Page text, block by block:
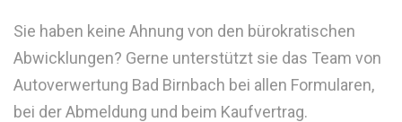
Sie haben keine Ahnung von den bürokratischen
Abwicklungen? Gerne unterstützt sie das Team von
Autoverwertung Bad Birnbach bei allen Formularen,
bei der Abmeldung und beim Kaufvertrag.